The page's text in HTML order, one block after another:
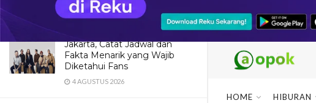
Maroon 5 Dipastikan Konser di
Jakarta, Catat Jadwal dan
Fakta Menarik yang Wajib
Diketahui Fans
4 AGUSTUS 2026
HOME HIBURAN